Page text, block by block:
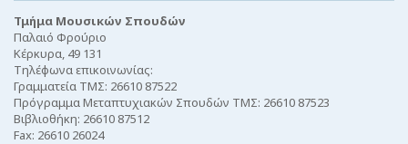
Τμήμα Μουσικών Σπουδών
Παλαιό Φρούριο
Κέρκυρα, 49 131
Τηλέφωνα επικοινωνίας:
Γραμματεία ΤΜΣ: 26610 87522
Πρόγραμμα Μεταπτυχιακών Σπουδών ΤΜΣ: 26610 87523
Βιβλιοθήκη: 26610 87512
Fax: 26610 26024